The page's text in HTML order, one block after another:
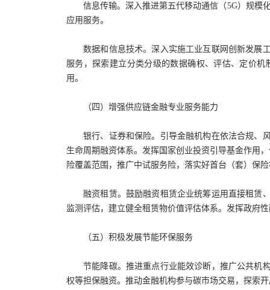
信息传输。深入推进第五代移动通信（5G）规模
应用服务。
数据和信息技术。深入实施工业互联网创新发展
服务，探索建立分类分级的数据确权、评估、定价
用。
（四）增强供应链金融专业服务能力
银行、证券和保险。引导金融机构在依法合规、
生命周期融资体系。发挥国家创业投资引导基金作用
险覆盖范围，推广中试服务险，落实好首台（套）保
融资租赁。鼓励融资租赁企业统筹运用直接租赁
监测评估，建立健全租赁物价值评估体系。发挥政府
（五）积极发展节能环保服务
节能降碳。推进重点行业能效诊断，推广公共机
权等担保融资。推动金融机构参与碳市场交易，探索